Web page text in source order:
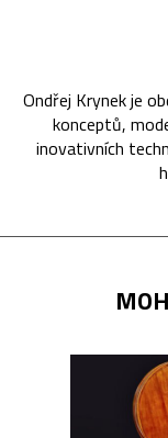
Ondřej Krynek je
konceptů,
inovativních